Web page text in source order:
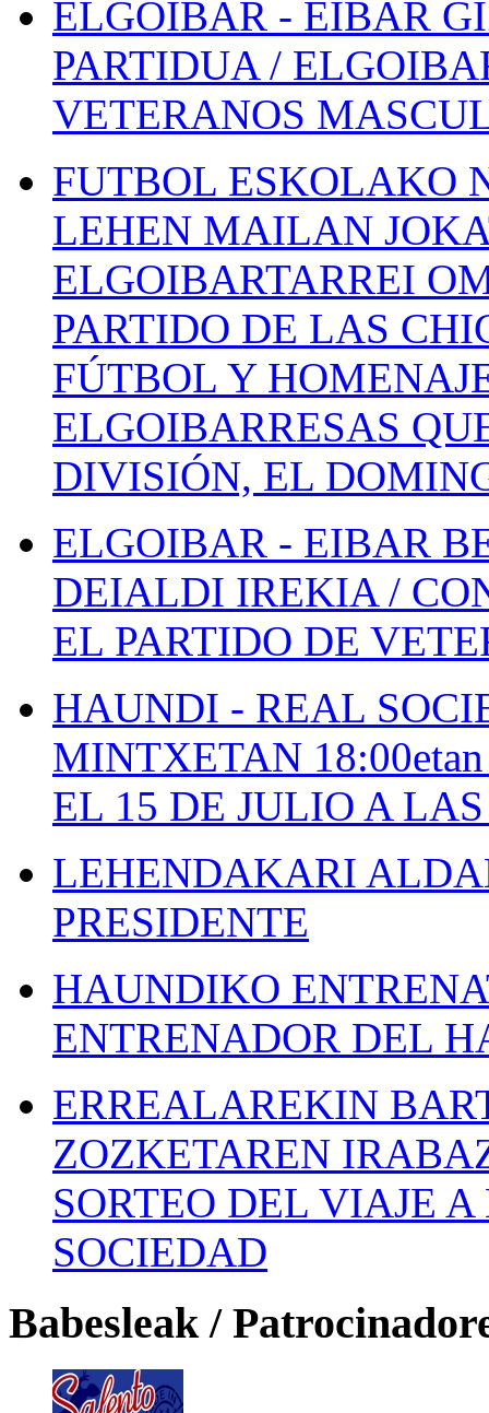
ELGOIBAR - EIBAR
PARTIDUA /
VETERANOS
FUTBOL ESKOLAKO
LEHEN MAILAN
ELGOIBARTARREI
PARTIDO DE LAS
FÚTBOL Y
ELGOIBARRESAS
DIVISIÓN, EL
ELGOIBAR - EIBAR
DEIALDI IREKIA /
EL PARTIDO DE
HAUNDI - REAL
MINTXETAN
EL 15 DE JULIO A
LEHENDAKARI
PRESIDENTE
HAUNDIKO
ENTRENADOR DEL
ERREALAREKIN
ZOZKETAREN
SORTEO DEL VIAJE
SOCIEDAD
Babesleak /